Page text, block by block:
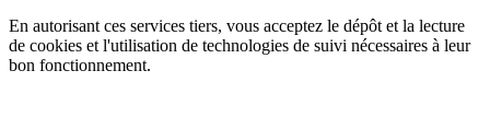
En autorisant ces services tiers, vous acceptez le dépôt et la lecture
de cookies et l'utilisation de technologies de suivi nécessaires à leur
bon fonctionnement.